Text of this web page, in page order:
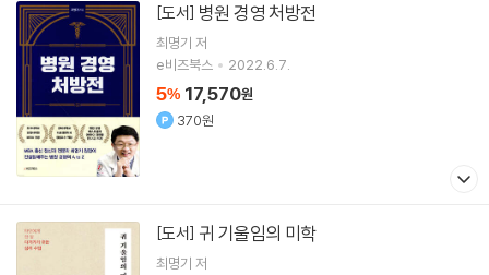
[도서] 병원 경영 처방전
최명기 저
e비즈북스
2022.6.7.
5% 17,570원
370원
[도서] 귀 기울임의 미학
최명기 저